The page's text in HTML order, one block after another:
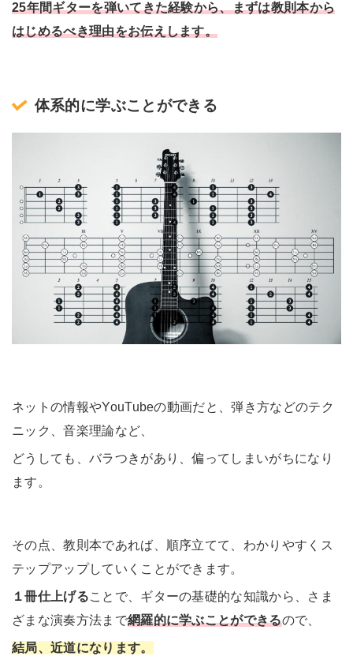
25年間ギターを弾いてきた経験から、まずは教則本から
はじめるべき理由をお伝えします。
体系的に学ぶことができる
ネットの情報やYouTubeの動画だと、弾き方などのテク
ニック、音楽理論など、
どうしても、バラつきがあり、偏ってしまいがちになり
ます。
その点、教則本であれば、順序立てて、わかりやすくス
テップアップしていくことができます。
１冊仕上げることで、ギターの基礎的な知識から、さま
ざまな演奏方法まで網羅的に学ぶことができるので、
結局、近道になります。